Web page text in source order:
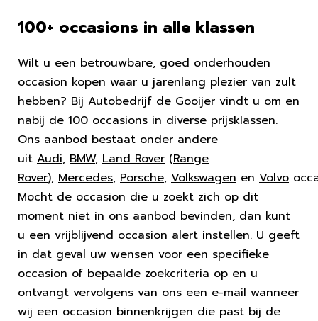
100+ occasions in alle klassen
Wilt u een betrouwbare, goed onderhouden
occasion kopen waar u jarenlang plezier van zult
hebben? Bij Autobedrijf de Gooijer vindt u om en
nabij de 100 occasions in diverse prijsklassen.
Ons aanbod bestaat onder andere
uit Audi, BMW, Land Rover (Range
Rover), Mercedes, Porsche, Volkswagen en Volvo
Mocht de occasion die u zoekt zich op dit
moment niet in ons aanbod bevinden, dan kunt
u een vrijblijvend occasion alert instellen. U geeft
in dat geval uw wensen voor een specifieke
occasion of bepaalde zoekcriteria op en u
ontvangt vervolgens van ons een e-mail wanneer
wij een occasion binnenkrijgen die past bij de